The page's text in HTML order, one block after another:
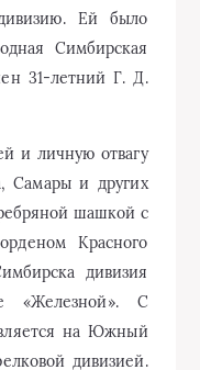
Ей было
Симбирская
31-летний Г. Д.
и личную отвагу
Самары и других
шашкой с
Красного
дивизия
«Железной». С
на Южный
дивизией.